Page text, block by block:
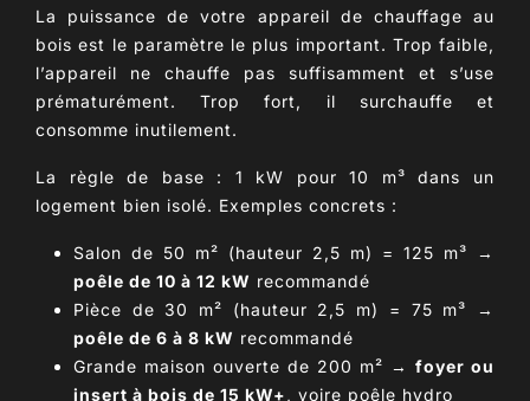
La puissance de votre appareil de chauffage au
bois est le paramètre le plus important. Trop faible,
l’appareil ne chauffe pas suffisamment et s’use
prématurément. Trop fort, il surchauffe et
consomme inutilement.
La règle de base : 1 kW pour 10 m³ dans un
logement bien isolé. Exemples concrets :
Salon de 50 m² (hauteur 2,5 m) = 125 m³ →
poêle de 10 à 12 kW recommandé
Pièce de 30 m² (hauteur 2,5 m) = 75 m³ →
poêle de 6 à 8 kW recommandé
Grande maison ouverte de 200 m² → foyer ou
insert à bois de 15 kW+ , voire poêle hydro